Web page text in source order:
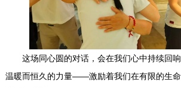
这场同心圆的对话，会在我们心中持续回响
温暖而恒久的力量——激励着我们在有限的生命